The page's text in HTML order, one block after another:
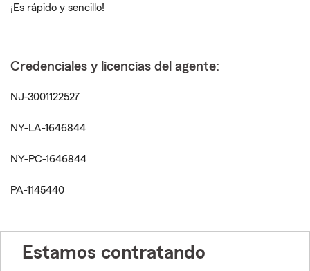
¡Es rápido y sencillo!
Credenciales y licencias del agente:
NJ-3001122527
NY-LA-1646844
NY-PC-1646844
PA-1145440
Estamos contratando